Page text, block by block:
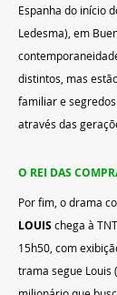
Espanha do início
Ledesma), em
distintos, mas
familiar e
através das
O REI DAS
Por fim, o drama
LOUIS chega à
15h50, com
trama segue Louis